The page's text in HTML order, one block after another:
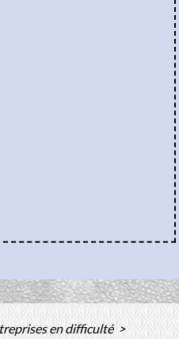
en difficulté>